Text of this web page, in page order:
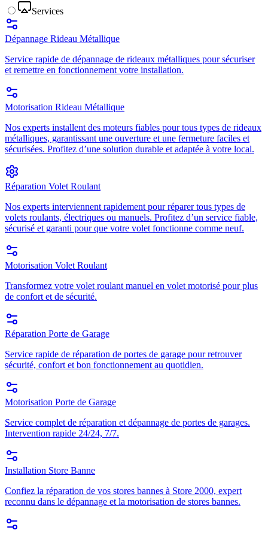
Services
Dépannage Rideau Métallique
Service rapide de dépannage de rideaux métalliques pour sécuriser
et remettre en fonctionnement votre installation.
Motorisation Rideau Métallique
Nos experts installent des moteurs fiables pour tous types de rideaux
métalliques, garantissant une ouverture et une fermeture faciles et
sécurisées. Profitez d’une solution durable et adaptée à votre local.
Réparation Volet Roulant
Nos experts interviennent rapidement pour réparer tous types de
volets roulants, électriques ou manuels. Profitez d’un service fiable,
sécurisé et garanti pour que votre volet fonctionne comme neuf.
Motorisation Volet Roulant
Transformez votre volet roulant manuel en volet motorisé pour plus
de confort et de sécurité.
Réparation Porte de Garage
Service rapide de réparation de portes de garage pour retrouver
sécurité, confort et bon fonctionnement au quotidien.
Motorisation Porte de Garage
Service complet de réparation et dépannage de portes de garages.
Intervention rapide 24/24, 7/7.
Installation Store Banne
Confiez la réparation de vos stores bannes à Store 2000, expert
reconnu dans le dépannage et la motorisation de stores bannes.